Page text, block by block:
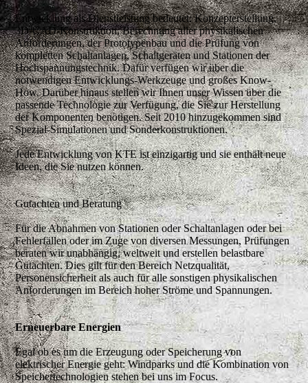
Entwicklung als Dienstleistung bedeutet: Konzepterstellung,
3D-CAD-Konstruktion, Berechnung aller physikalischen
Anforderungen, der Prototypenbau und die Prüfung von
kompletten Schaltanlagen, Schaltgeräten und Stationen der
Hochspannungstechnik. Dafür verfügen wir über die
notwendigen Entwicklungs-Werkzeuge und großes Know-
How. Darüber hinaus stellen wir Ihnen unser Wissen über die
passende Technologie zur Verfügung, die Sie zur Herstellung
der Komponenten benötigen. Seit 2010 hinzugekommen sind
Spezial-Simulationen und Sonderkonstruktionen.
Jede Entwicklung von KTE ist einzigartig und sie enthält neue
Ideen, die Sie nutzen können.
Gutachten und Beratung
Für die Abnahmen von Stationen oder Schaltanlagen oder bei
Fehlerfällen oder im Zuge von diversen Messungen, Prüfungen
beraten wir unabhängig, weltweit und erstellen belastbare
Gutachten. Dies gilt für den Bereich Netzqualität,
Personensicherheit als auch für alle sonstigen physikalischen
Anforderungen im Bereich hoher Ströme und Spannungen.
Erneuerbare Energien
Egal ob es umdie Erzeugung oder Speicherung von
elektrischer Energiegeht:Windparks und die Kombination von
Speichertechnologien stehen bei uns im Focus.